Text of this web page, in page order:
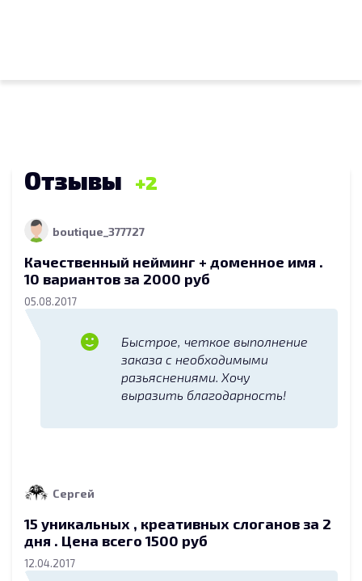
Отзывы 2
boutique_377727
Качественный нейминг + доменное имя .
10 вариантов за 2000 руб
05.08.2017
Быстрое, четкое выполнение
заказа с необходимыми
разьяснениями. Хочу
выразить благодарность!
Сергей
15 уникальных , креативных слоганов за 2
дня . Цена всего 1500 руб
12.04.2017